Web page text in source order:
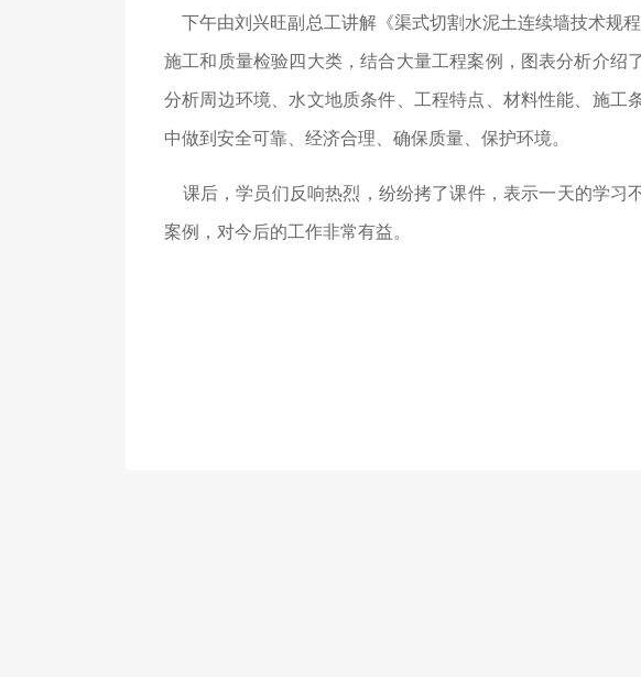
下午由刘兴旺副总工讲解《渠式切割水泥土连续墙技术规
施工和质量检验四大类，结合大量工程案例，图表分析介绍
分析周边环境、水文地质条件、工程特点、材料性能、施工
中做到安全可靠、经济合理、确保质量、保护环境。
课后，学员们反响热烈，纷纷拷了课件，表示一天的学习
案例，对今后的工作非常有益。